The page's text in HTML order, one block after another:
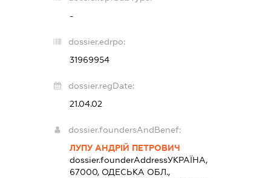
-
dossier.edrpo:
31969954
dossier.regDate:
21.04.02
dossier.foundersAndBenef:
ЛУПУ АНДРІЙ ПЕТРОВИЧ
dossier.founderAddressУКРАЇНА,
67000, ОДЕСЬКА ОБЛ.,